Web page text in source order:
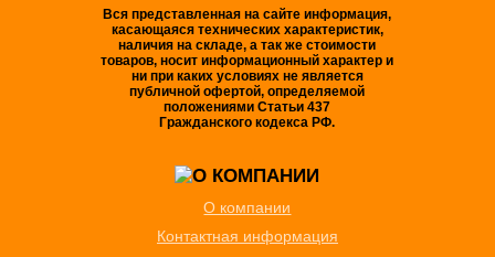
Вся представленная на сайте информация,
касающаяся технических характеристик,
наличия на складе, а так же стоимости
товаров, носит информационный характер и
ни при каких условиях не является
публичной офертой, определяемой
положениями Статьи 437
Гражданского кодекса РФ.
О компании
Контактная информация